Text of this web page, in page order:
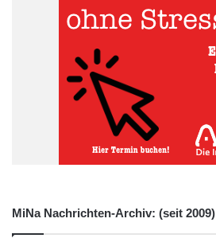
MiNa Nachrichten-Archiv: (seit 2009)